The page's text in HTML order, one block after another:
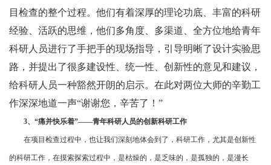
目检查的整个过程。他们有着深厚的理论功底、丰富的科研
经验、活跃的思维，他们多角度、多渠道、全方位地给青年
科研人员进行了手把手的现场指导，引导明晰了设计实验思
路，并提出了很多建设性、统一性、创新性的意见和建议，
给科研人员一种豁然开朗的启示。在此对两位大师的辛勤工
作深深地道一声“谢谢您，辛苦了！”
3、“痛并快乐着”——青年科研人员的创新科研工作
在项目检查过程中，也让我们深刻地体会到了，科研工作，尤其是创新性
的科研工作，在摸索探索过程中，是枯燥的，是乏味的，是孤独的，是漫长